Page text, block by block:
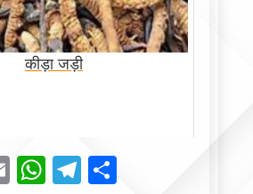
कीड़ा जड़ी
EmailWhatsApp
Telegram